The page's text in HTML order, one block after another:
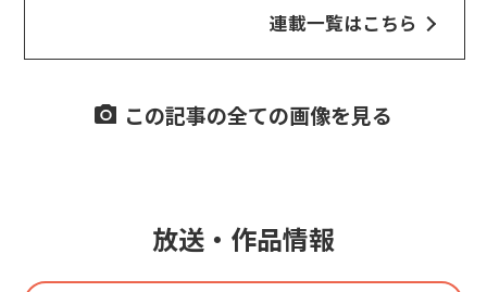
連載一覧はこちら
この記事の全ての画像を見る
放送・作品情報